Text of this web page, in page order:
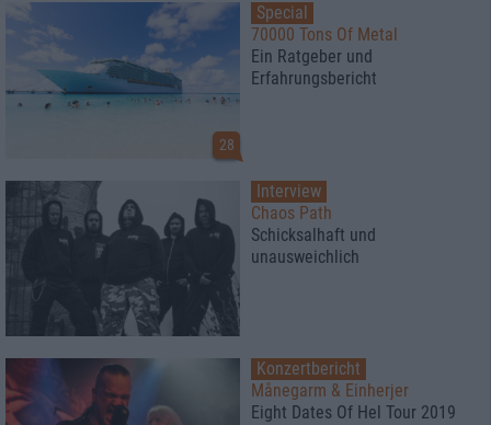
28
Special
70000 Tons Of Metal
Ein Ratgeber und
Erfahrungsbericht
Interview
Chaos Path
Schicksalhaft und
unausweichlich
Konzertbericht
Månegarm & Einherjer
Eight Dates Of Hel Tour 2019